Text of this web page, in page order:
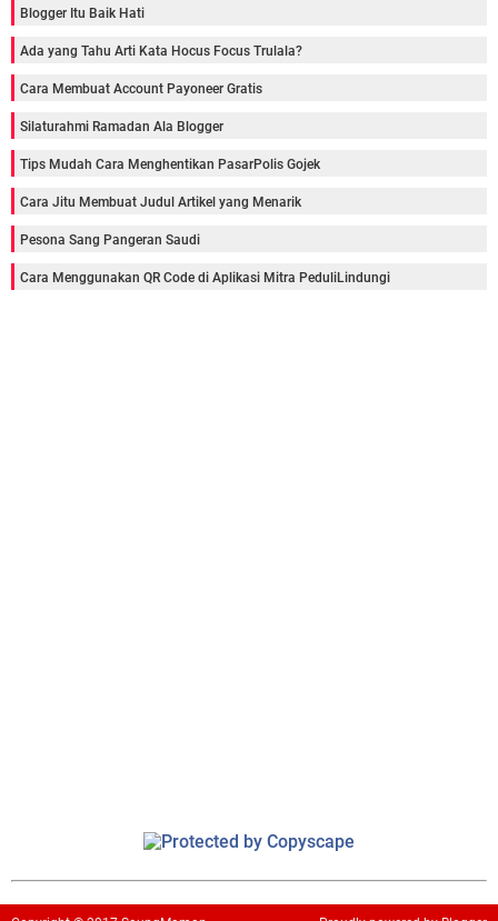
Blogger Itu Baik Hati
Ada yang Tahu Arti Kata Hocus Focus Trulala?
Cara Membuat Account Payoneer Gratis
Silaturahmi Ramadan Ala Blogger
Tips Mudah Cara Menghentikan PasarPolis Gojek
Cara Jitu Membuat Judul Artikel yang Menarik
Pesona Sang Pangeran Saudi
Cara Menggunakan QR Code di Aplikasi Mitra PeduliLindungi